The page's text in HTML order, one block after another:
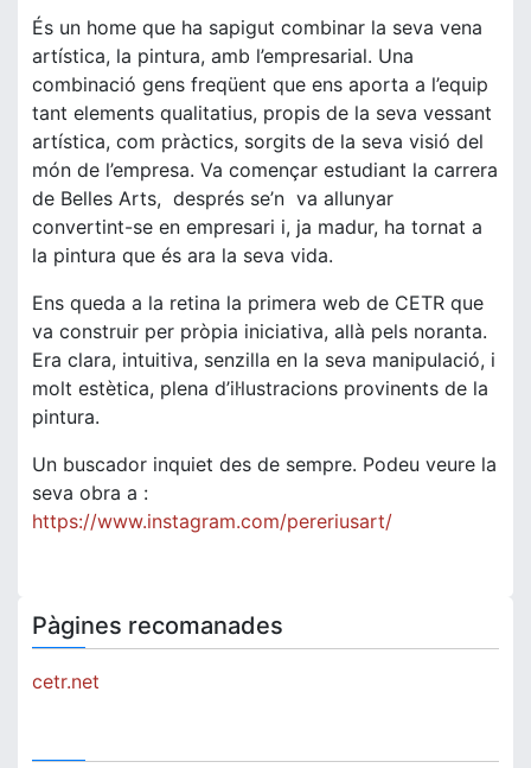
És un home que ha sapigut combinar la seva vena
artística, la pintura, amb l’empresarial. Una
combinació gens freqüent que ens aporta a l’equip
tant elements qualitatius, propis de la seva vessant
artística, com pràctics, sorgits de la seva visió del
món de l’empresa. Va començar estudiant la carrera
de Belles Arts, després se’n va allunyar
convertint-se en empresari i, ja madur, ha tornat a
la pintura que és ara la seva vida.
Ens queda a la retina la primera web de CETR que
va construir per pròpia iniciativa, allà pels noranta.
Era clara, intuitiva, senzilla en la seva manipulació, i
molt estètica, plena d’il·lustracions provinents de la
pintura.
Un buscador inquiet des de sempre. Podeu veure la
seva obra a :
https://www.instagram.com/pereriusart/
Pàgines recomanades
cetr.net